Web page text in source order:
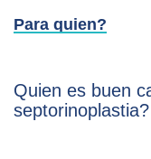
Para quien?
Quien es buen
septorinoplastia?